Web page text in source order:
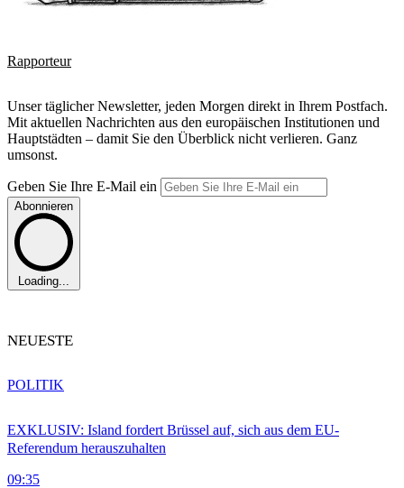
Rapporteur
Unser täglicher Newsletter, jeden Morgen direkt in Ihrem Postfach.
Mit aktuellen Nachrichten aus den europäischen Institutionen und
Hauptstädten – damit Sie den Überblick nicht verlieren. Ganz
umsonst.
Geben Sie Ihre E-Mail ein
Abonnieren
Loading...
NEUESTE
EXKLUSIV: Island fordert Brüssel auf, sich aus dem EU-
Referendum herauszuhalten
09:35
POLITIK